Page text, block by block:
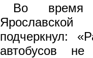
Во время
подчеркнул:
автобусов